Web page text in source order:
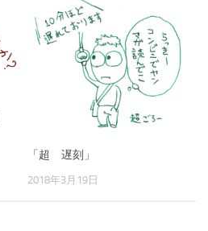
「超 遅刻」
2018年3月19日